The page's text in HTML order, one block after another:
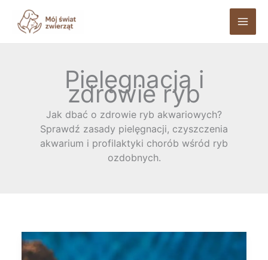
Przejdź
treści
Pielęgnacja i
zdrowie ryb
Jak dbać o zdrowie ryb akwariowych?
Sprawdź zasady pielęgnacji, czyszczenia
akwarium i profilaktyki chorób wśród ryb
ozdobnych.